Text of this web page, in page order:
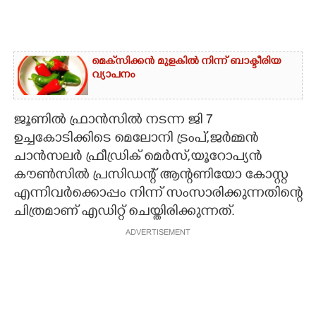
മെ‌ക്‌സിക്കൻ മുളകിൽ നിന്ന് ബാക്ടീരിയ
വ്യാപനം
ജൂണിൽ ഫ്രാൻസിൽ നടന്ന ജി 7
ഉച്ചകോടിക്കിടെ മെലോനി ട്രംപ്,ജർമ്മൻ
ചാൻസലർ ഫ്രീഡ്രിക് മെർസ്,യൂറോപ്യൻ
കൗൺസിൽ പ്രസിഡന്റ് ആന്റണിയോ കോസ്റ്റ
എന്നിവർക്കൊപ്പം നിന്ന് സംസാരിക്കുന്നതിന്റെ
ചിത്രമാണ് എഡിറ്റ് ചെയ്തിരിക്കുന്നത്.
ADVERTISEMENT